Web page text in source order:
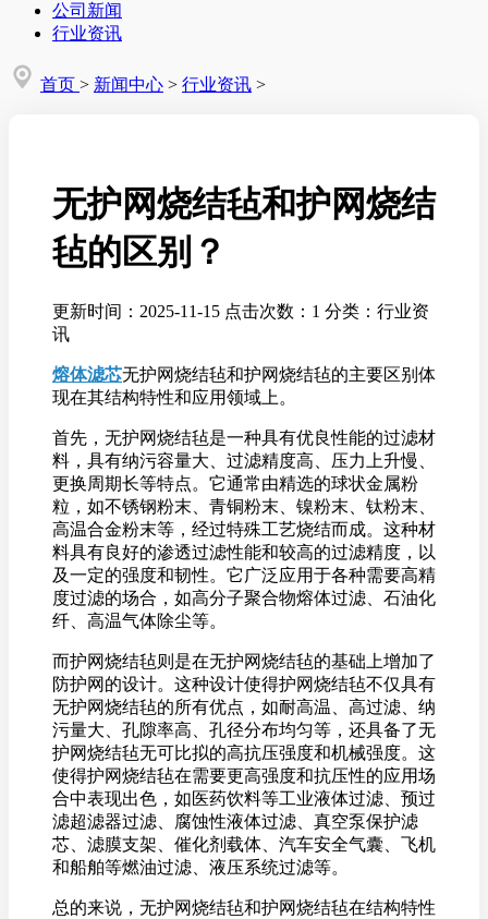
公司新闻
行业资讯
首页 > 新闻中心 > 行业资讯 >
无护网烧结毡和护网烧结
毡的区别？
更新时间：2025-11-15 点击次数：1 分类：行业资
讯
熔体滤芯无护网烧结毡和护网烧结毡的主要区别体
现在其结构特性和应用领域上。
首先，无护网烧结毡是一种具有优良性能的过滤材
料，具有纳污容量大、过滤精度高、压力上升慢、
更换周期长等特点。它通常由精选的球状金属粉
粒，如不锈钢粉末、青铜粉末、镍粉末、钛粉末、
高温合金粉末等，经过特殊工艺烧结而成。这种材
料具有良好的渗透过滤性能和较高的过滤精度，以
及一定的强度和韧性。它广泛应用于各种需要高精
度过滤的场合，如高分子聚合物熔体过滤、石油化
纤、高温气体除尘等。
而护网烧结毡则是在无护网烧结毡的基础上增加了
防护网的设计。这种设计使得护网烧结毡不仅具有
无护网烧结毡的所有优点，如耐高温、高过滤、纳
污量大、孔隙率高、孔径分布均匀等，还具备了无
护网烧结毡无可比拟的高抗压强度和机械强度。这
使得护网烧结毡在需要更高强度和抗压性的应用场
合中表现出色，如医药饮料等工业液体过滤、预过
滤超滤器过滤、腐蚀性液体过滤、真空泵保护滤
芯、滤膜支架、催化剂载体、汽车安全气囊、飞机
和船舶等燃油过滤、液压系统过滤等。
总的来说，无护网烧结毡和护网烧结毡在结构特性